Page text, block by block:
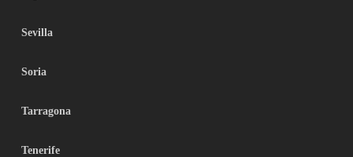
Sevilla
Soria
Tarragona
Tenerife